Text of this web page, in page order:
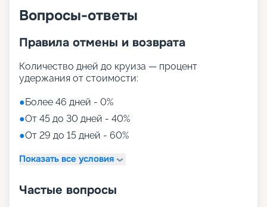
Вопросы-ответы
Правила отмены и возврата
Количество дней до круиза — процент
удержания от стоимости:
●Более 46 дней - 0%
●От 45 до 30 дней - 40%
●От 29 до 15 дней - 60%
Показать все условия
Частые вопросы